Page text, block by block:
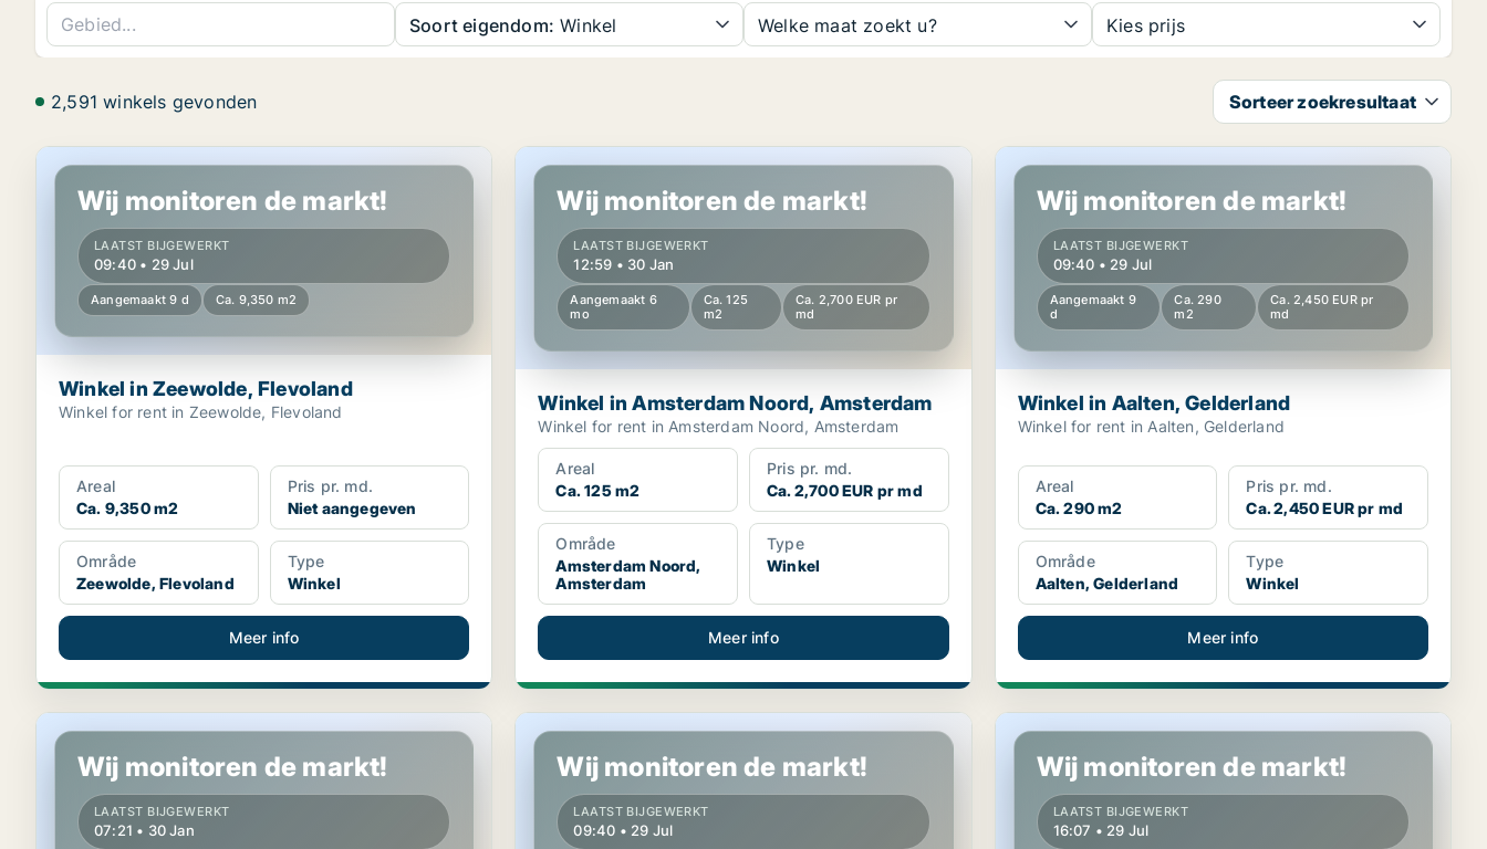
Soort eigendom: Winkel Welke maat zoekt u? Kies prijs
2,591 winkels gevonden Sorteer zoekresultaat
Winkel in Zeewolde, Flevoland
Wij monitoren de markt!
LAATST BIJGEWERKT
09:40 • 29 Jul
Aangemaakt 9 d Ca. 9,350 m2
Winkel in Zeewolde, Flevoland
Winkel for rent in Zeewolde, Flevoland
Areal
Ca. 9,350 m2
Pris pr. md.
Niet aangegeven
Område
Zeewolde, Flevoland
Type
Winkel
Meer info
Winkel in Amsterdam Noord, Amsterdam
Wij monitoren de markt!
LAATST BIJGEWERKT
12:59 • 30 Jan
Aangemaakt 6
mo
Ca. 125
m2
Ca. 2,700 EUR pr
md
Winkel in Amsterdam Noord, Amsterdam
Winkel for rent in Amsterdam Noord, Amsterdam
Areal
Ca. 125 m2
Pris pr. md.
Ca. 2,700 EUR pr md
Område
Amsterdam Noord,
Amsterdam
Type
Winkel
Meer info
Winkel in Aalten, Gelderland
Wij monitoren de markt!
LAATST BIJGEWERKT
09:40 • 29 Jul
Aangemaakt 9
d
Ca. 290
m2
Ca. 2,450 EUR pr
md
Winkel in Aalten, Gelderland
Winkel for rent in Aalten, Gelderland
Areal
Ca. 290 m2
Pris pr. md.
Ca. 2,450 EUR pr md
Område
Aalten, Gelderland
Type
Winkel
Meer info
Winkel in Groningen, Groningen (region)
Wij monitoren de markt!
LAATST BIJGEWERKT
07:21 • 30 Jan
Winkel in Arnhem, Gelderland
Wij monitoren de markt!
LAATST BIJGEWERKT
09:40 • 29 Jul
Winkel in Geldermalsen, Gelderland
Wij monitoren de markt!
LAATST BIJGEWERKT
16:07 • 29 Jul